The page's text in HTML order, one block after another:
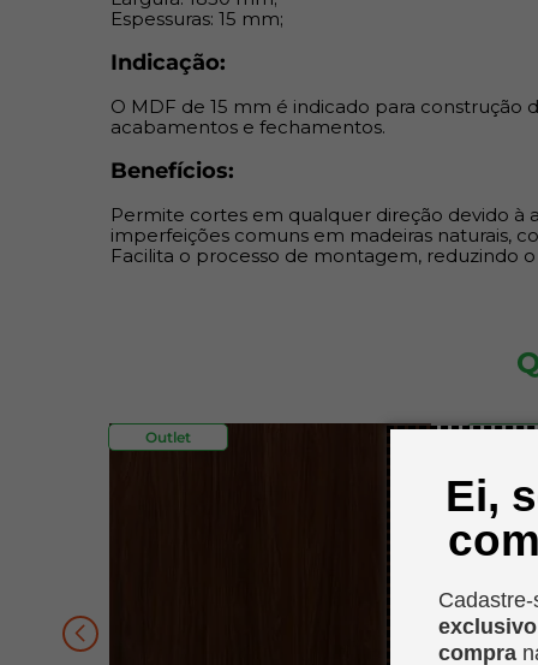
Ei,
exclusivo
compra
Espessuras: 15 mm;
Indicação:
O MDF de 15 mm é indicado para construção
acabamentos e fechamentos.
Benefícios:
Permite cortes em qualquer direção devido à
imperfeições comuns em madeiras naturais,
Facilita o processo de montagem, reduzindo
Outlet